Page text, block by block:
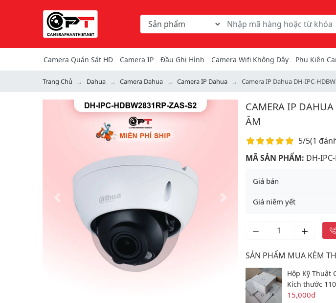
Chọn danh mục tìm kiếm
Từ khóa hoặc mã hàng
Camera Quán Sát HD Camera IP Đầu Ghi Hình Camera Wifi Không Dây Phụ Kiện
Trang Chủ Dahua Camera Dahua Camera IP Dahua Camera IP Dahua DH-IPC-
Previous
CAMERA IP
ÂM
Điểm
5/5(1
MÃ SẢN PHẨM: DH-
Giá bán
Giá niêm yết
SẢN PHẨM MUA KÈM
Hộp Kỹ Thuật
Kích thước
15,000đ